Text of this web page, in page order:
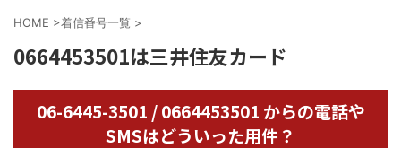
HOME >着信番号一覧 >
0664453501は三井住友カード
06-6445-3501 / 0664453501 からの電話や
SMSはどういった用件？